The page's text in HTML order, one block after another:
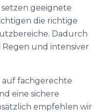
geeignete
die richtige
Dadurch
Regen und intensiver
fachgerechte
eine sichere
empfehlen wir